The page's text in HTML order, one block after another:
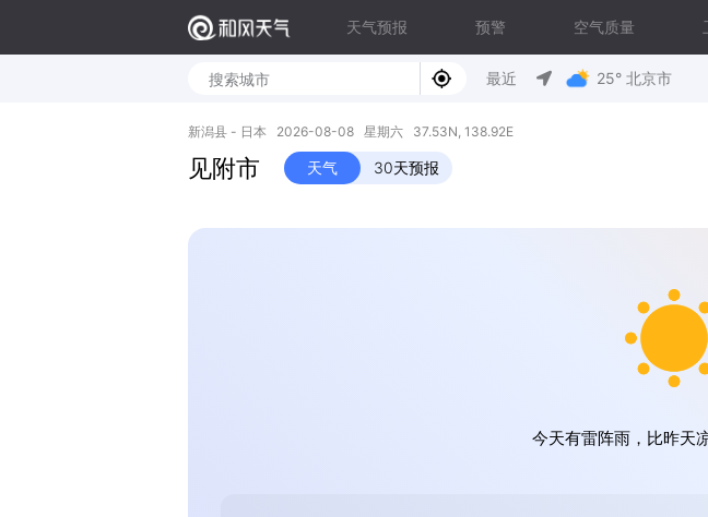
天气预报 预警 空气质量
最近 25° 北京市
新潟县 - 日本 2026-08-08 星期六 37.53N, 138.92E
见附市 天气 30天预报
今天有雷阵雨，比昨天